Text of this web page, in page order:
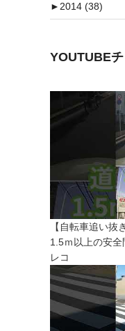
►2014 (38)
YOUTUBE
【自転車追い抜
1.5ｍ以上の安
レコ